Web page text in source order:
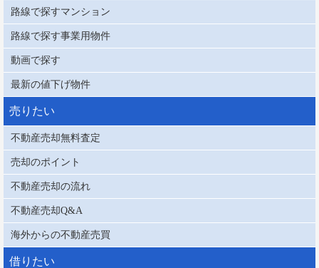
路線で探すマンション
路線で探す事業用物件
動画で探す
最新の値下げ物件
売りたい
不動産売却無料査定
売却のポイント
不動産売却の流れ
不動産売却Q&A
海外からの不動産売買
借りたい